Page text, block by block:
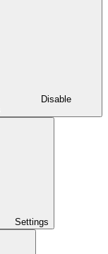
Disable
Settings